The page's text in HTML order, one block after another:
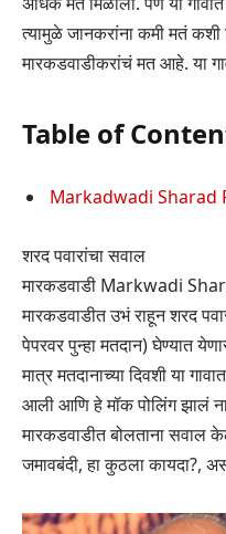
त्यामुळे जानकरांना कमी मतं कशी
मारकडवाडीकरांचं मत आहे. या
Table of
Markadwadi Sharad
शरद पवारांचा सवाल
मारकडवाडी Markwadi
मारकडवाडीत उभं राहून शरद
पेपरवर पुन्हा मतदान) घेण्यात
मात्र मतदानाच्या दिवशी या
आली आणि हे मॉक पोलिंग झालं
मारकडवाडीत बोलताना सवाल
जमावबंदी, हा कुठला कायदा?,